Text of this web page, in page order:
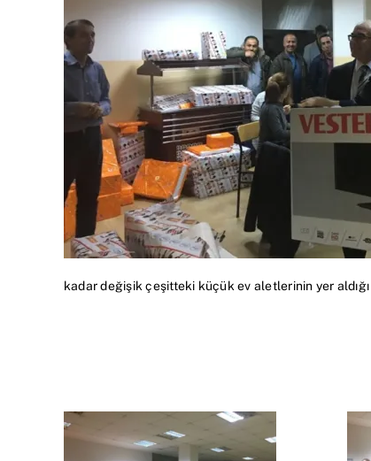
kadar değişik çeşitteki küçük ev aletlerinin yer